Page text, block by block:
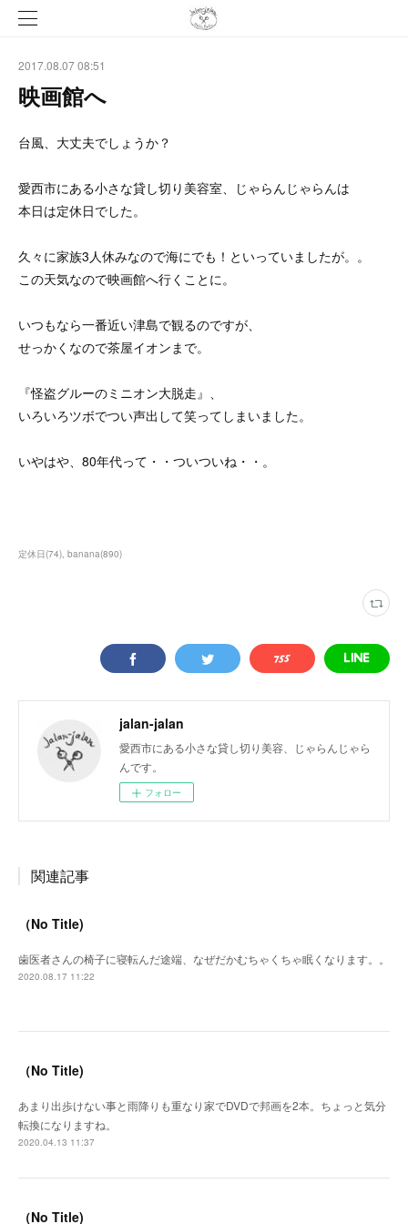
2017.08.07 08:51
映画館へ
台風、大丈夫でしょうか？
愛西市にある小さな貸し切り美容室、じゃらんじゃらんは
本日は定休日でした。
久々に家族3人休みなので海にでも！といっていましたが。。
この天気なので映画館へ行くことに。
いつもなら一番近い津島で観るのですが、
せっかくなので茶屋イオンまで。
『怪盗グルーのミニオン大脱走』、
いろいろツボでつい声出して笑ってしまいました。
いやはや、80年代って・・ついついね・・。
定休日(74) banana(890)
jalan-jalan
愛西市にある小さな貸し切り美容、じゃらんじゃら
んです。
フォロー
関連記事
（No Title)
歯医者さんの椅子に寝転んだ途端、なぜだかむちゃくちゃ眠くなります。。
2020.08.17 11:22
（No Title)
あまり出歩けない事と雨降りも重なり家でDVDで邦画を2本。ちょっと気分
転換になりますね。
2020.04.13 11:37
（No Title)